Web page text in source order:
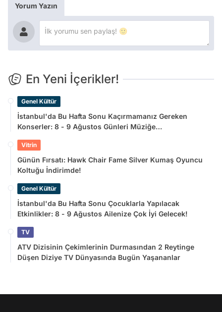
Yorum Yazın
En Yeni İçerikler!
Genel Kültür
İstanbul'da Bu Hafta Sonu Kaçırmamanız Gereken
Konserler: 8 - 9 Ağustos Günleri Müziğe
Vitrin
Günün Fırsatı: Hawk Chair Fame Silver Kumaş Oyuncu
Koltuğu İndirimde!
Genel Kültür
İstanbul'da Bu Hafta Sonu Çocuklarla Yapılacak
Etkinlikler: 8 - 9 Ağustos Ailenize Çok İyi Gelecek!
TV
ATV Dizisinin Çekimlerinin Durmasından 2 Reytinge
Düşen Diziye TV Dünyasında Bugün Yaşananlar